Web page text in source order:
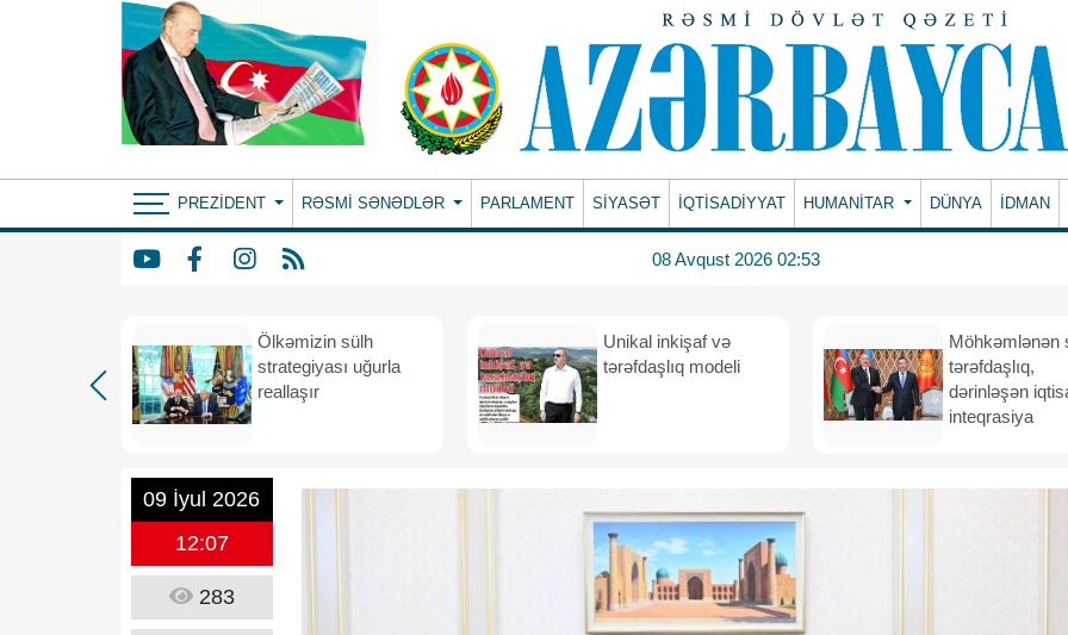
PREZIDENT RƏSMI SƏNƏDLƏR PARLAMENT SİYASƏT İQTİSADİYYAT HUMANITAR DÜNYA İDMAN
08 Avqust 2026 02:53
Ölkəmizin sülh
strategiyası uğurla
reallaşır
Unikal inkişaf və
tərəfdaşlıq modeli
Möhkəmlənən
tərəfdaşlıq,
dərinləşən
inteqrasiya
09 İyul 2026
12:07
283